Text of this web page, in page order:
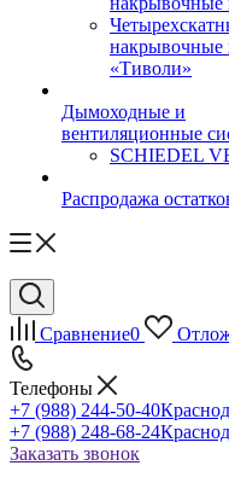
накрывочные
«Тиволи»
Дымоходные и
вентиляционные
SCHIEDEL
Распродажа
Сравнение0
Телефоны
+7 (988) 244-50-40
+7 (988) 248-68-24
Заказать звонок